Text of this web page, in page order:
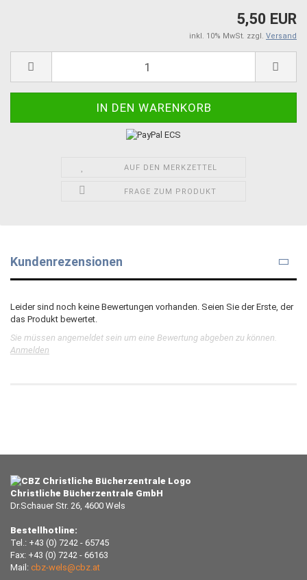
5,50 EUR
inkl. 10% MwSt. zzgl. Versand
AUF DEN MERKZETTEL
FRAGE ZUM PRODUKT
Kundenrezensionen
Leider sind noch keine Bewertungen vorhanden. Seien Sie der Erste, der
das Produkt bewertet.
Sie müssen angemeldet sein um eine Bewertung abgeben zu können.
Anmelden
Christliche Bücherzentrale GmbH
Dr.Schauer Str. 26, 4600 Wels
Bestellhotline:
Tel.: +43 (0) 7242 - 65745
Fax: +43 (0) 7242 - 66163
Mail: cbz-wels@cbz.at